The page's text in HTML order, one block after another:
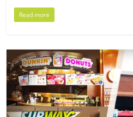
ไชส์,
ที่
ปรึกษา
แฟ
Read more